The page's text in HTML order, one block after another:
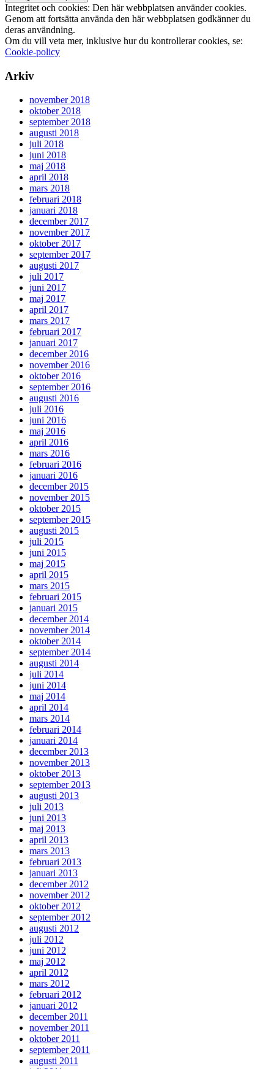
Integritet och cookies: Den här webbplatsen använder cookies.
Genom att fortsätta använda den här webbplatsen godkänner du
deras användning.
Om du vill veta mer, inklusive hur du kontrollerar cookies, se:
Cookie-policy
Arkiv
november 2018
oktober 2018
september 2018
augusti 2018
juli 2018
juni 2018
maj 2018
april 2018
mars 2018
februari 2018
januari 2018
december 2017
november 2017
oktober 2017
september 2017
augusti 2017
juli 2017
juni 2017
maj 2017
april 2017
mars 2017
februari 2017
januari 2017
december 2016
november 2016
oktober 2016
september 2016
augusti 2016
juli 2016
juni 2016
maj 2016
april 2016
mars 2016
februari 2016
januari 2016
december 2015
november 2015
oktober 2015
september 2015
augusti 2015
juli 2015
juni 2015
maj 2015
april 2015
mars 2015
februari 2015
januari 2015
december 2014
november 2014
oktober 2014
september 2014
augusti 2014
juli 2014
juni 2014
maj 2014
april 2014
mars 2014
februari 2014
januari 2014
december 2013
november 2013
oktober 2013
september 2013
augusti 2013
juli 2013
juni 2013
maj 2013
april 2013
mars 2013
februari 2013
januari 2013
december 2012
november 2012
oktober 2012
september 2012
augusti 2012
juli 2012
juni 2012
maj 2012
april 2012
mars 2012
februari 2012
januari 2012
december 2011
november 2011
oktober 2011
september 2011
augusti 2011